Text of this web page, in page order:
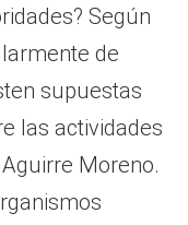
Según
de
supuestas
las actividades
Moreno.